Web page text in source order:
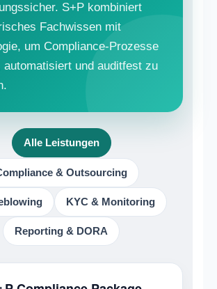
S+P kombiniert
Fachwissen mit
um Compliance-Prozesse
automatisiert und auditfest zu
Alle Leistungen
& Outsourcing
KYC & Monitoring
Reporting & DORA